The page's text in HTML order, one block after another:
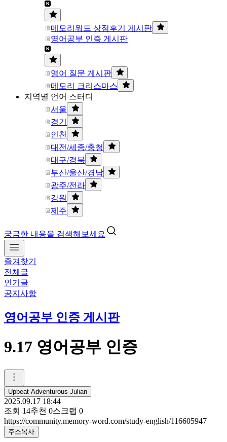
메모리워드 상점후기 게시판
영어공부 인증 게시판
영어 질문 게시판
메모리 크리스마스
지역별 언어 스터디
서울
경기
인천
대전/세종/충청
대구/경북
부산/울산/경남
광주/전라
강원
제주
궁금한 내용을 검색해보세요
즐겨찾기
전체글
인기글
공지사항
영어공부 인증 게시판
9.17 영어공부 인증
Upbeat Adventurous Julian
2025.09.17 18:44
조회 14추천 0스크랩 0
https://community.memory-word.com/study-english/116605947
주소복사